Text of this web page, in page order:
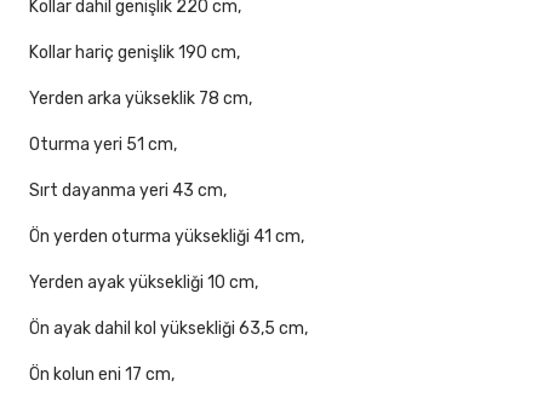
Kollar dahil genişlik 220 cm,
Kollar hariç genişlik 190 cm,
Yerden arka yükseklik 78 cm,
Oturma yeri 51 cm,
Sırt dayanma yeri 43 cm,
Ön yerden oturma yüksekliği 41 cm,
Yerden ayak yüksekliği 10 cm,
Ön ayak dahil kol yüksekliği 63,5 cm,
Ön kolun eni 17 cm,